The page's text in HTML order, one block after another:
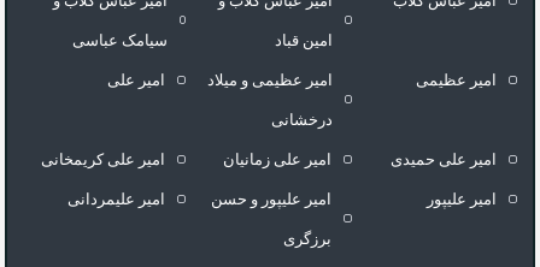
امین قباد سیامک عباسی
امیر عظیمی امیر عظیمی و میلاد
درخشانی
امیر علی
امیر علی حمیدی امیر علی زمانیان امیر علی کریمخانی
امیر علیپور امیر علیپور و حسن
برزگری
امیر علیمردانی